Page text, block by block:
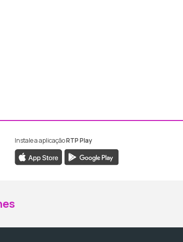
RTP Madeira
da RTP Madeira
Instale a aplicaçãoRTP Play